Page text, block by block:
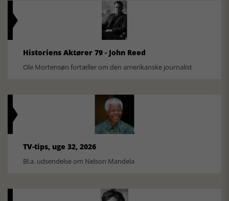
Historiens Aktører 79 - John Reed
Ole Mortensøn fortæller om den amerikanske journalist
TV-tips, uge 32, 2026
Bl.a. udsendelse om Nelson Mandela